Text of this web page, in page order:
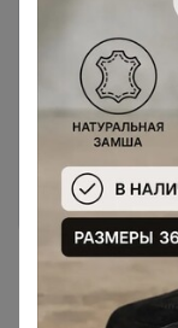
Чтобы
Войти